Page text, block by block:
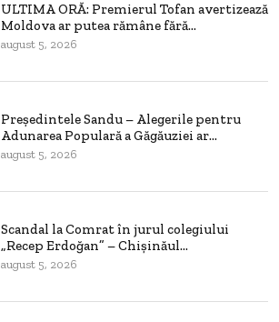
ULTIMA ORĂ: Premierul Tofan avertizează
Moldova ar putea rămâne fără...
august 5, 2026
Președintele Sandu – Alegerile pentru
Adunarea Populară a Găgăuziei ar...
august 5, 2026
Scandal la Comrat în jurul colegiului
„Recep Erdoğan” – Chișinăul...
august 5, 2026